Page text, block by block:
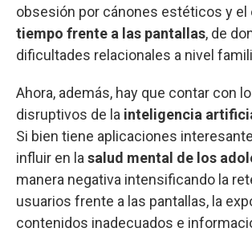
obsesión por cánones estéticos y el
tiempo frente a las pantallas, de
dificultades relacionales a nivel
Ahora, además, hay que contar con
disruptivos de la inteligencia
Si bien tiene aplicaciones
influir en la salud mental de los
manera negativa intensificando la
usuarios frente a las pantallas, la
contenidos inadecuados e